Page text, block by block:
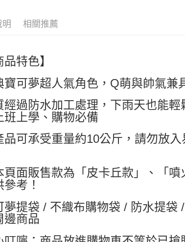
明 相關推薦
品特色】
寶可夢超人氣角色，Q萌與帥氣兼
經過防水加工處理，下雨天也能
班上學、購物必備
品可承受重量約10公斤，請勿放
面販售款為「皮卡丘款」、「
考！
夢提袋 / 不織布購物袋 / 防水提
邊商品